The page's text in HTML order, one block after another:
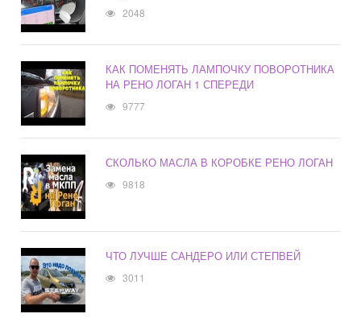
2048
КАК ПОМЕНЯТЬ ЛАМПОЧКУ ПОВОРОТНИКА
НА РЕНО ЛОГАН 1 СПЕРЕДИ
9777
СКОЛЬКО МАСЛА В КОРОБКЕ РЕНО ЛОГАН
9818
ЧТО ЛУЧШЕ САНДЕРО ИЛИ СТЕПВЕЙ
3011